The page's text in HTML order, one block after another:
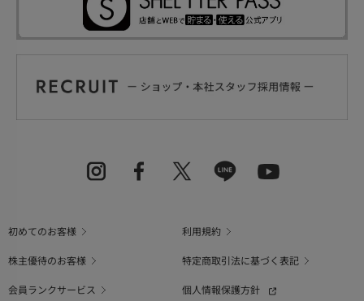
初めてのお客様
利用規約
株主優待のお客様
特定商取引法に基づく表記
会員ランクサービス
個人情報保護方針